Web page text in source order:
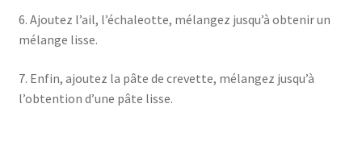
6. Ajoutez l’ail, l’échaleotte, mélangez jusqu’à obtenir un
mélange lisse.
7. Enfin, ajoutez la pâte de crevette, mélangez jusqu’à
l’obtention d’une pâte lisse.